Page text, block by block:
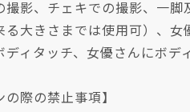
撮影、チェキでの撮影、一
る大きさまでは使用可）、
ディタッチ、女優さんにボデ
の際の禁止事項】